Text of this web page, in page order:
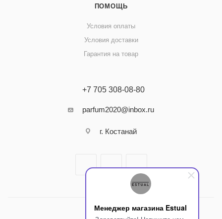
Менеджер магазина Estual
ПОМОЩЬ
Условия оплаты
Условия доставки
Гарантия на товар
+7 705 308-08-80
parfum2020@inbox.ru
г. Костанай